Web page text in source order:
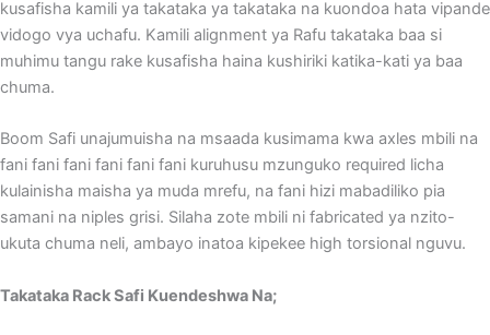
kusafisha kamili ya takataka ya takataka na kuondoa hata vipande
vidogo vya uchafu. Kamili alignment ya Rafu takataka baa si
muhimu tangu rake kusafisha haina kushiriki katika-kati ya baa
chuma.
Boom Safi unajumuisha na msaada kusimama kwa axles mbili na
fani fani fani fani fani fani kuruhusu mzunguko required licha
kulainisha maisha ya muda mrefu, na fani hizi mabadiliko pia
samani na niples grisi. Silaha zote mbili ni fabricated ya nzito-
ukuta chuma neli, ambayo inatoa kipekee high torsional nguvu.
Takataka Rack Safi Kuendeshwa Na;